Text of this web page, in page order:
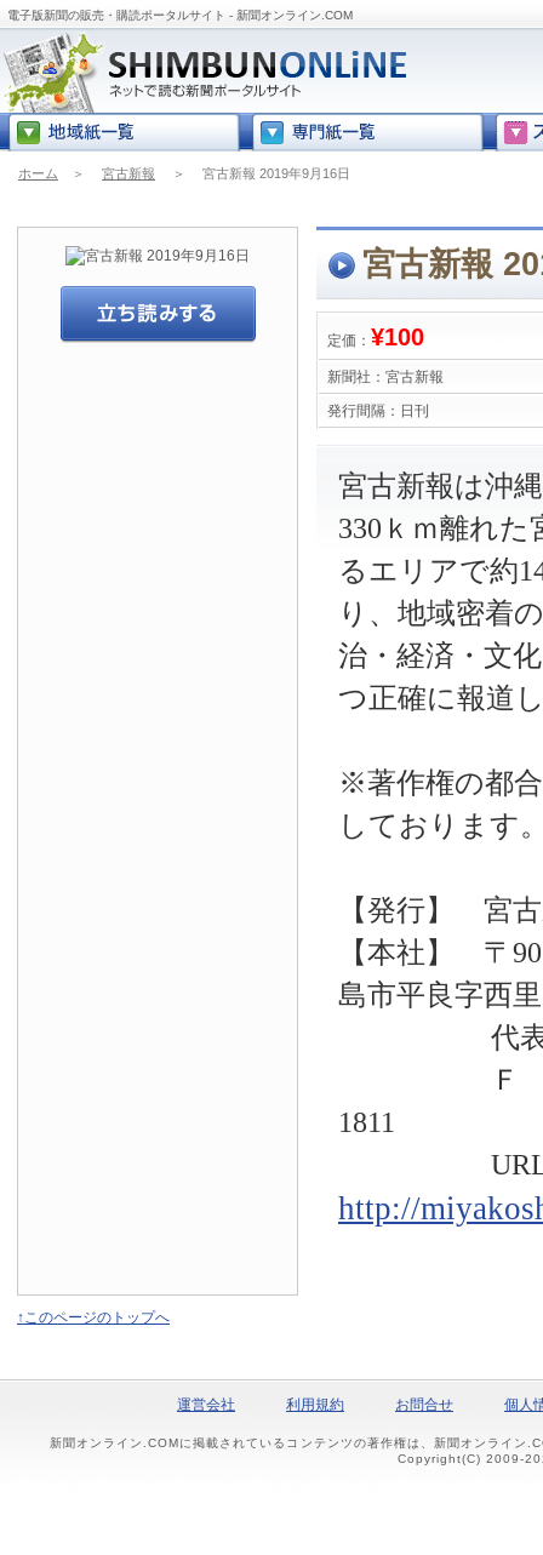
電子版新聞の販売・購読ポータルサイト - 新聞オンライン.COM
ホーム ＞ 宮古新報 ＞ 宮古新報 2019年9月16日
宮古新報
定価： ¥100
新聞社： 宮古新報
発行間隔： 日刊
宮古新報は沖
330ｋｍ離れ
るエリアで約
り、地域密着
治・経済・文
つ正確に報道
※著作権の都
しております
【発行】 宮
【本社】 〒
島市平良字西
代表電話
Ｆ Ａ
1811
URL
http://
↑このページのトップへ
運営会社 利用規約 お問合せ 個人
新聞オンライン.COMに掲載されているコンテンツの著作権は、新聞オンライン
Copyright(C) 2009-